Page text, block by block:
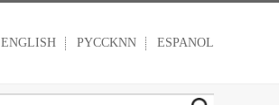
ENGLISH PYCCKNN ESPANOL